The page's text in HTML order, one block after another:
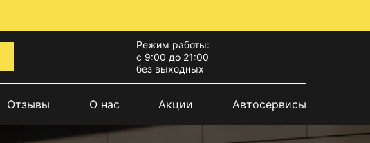
Режим работы:
с 9:00 до 21:00
без выходных
Отзывы О нас Акции Автосервисы